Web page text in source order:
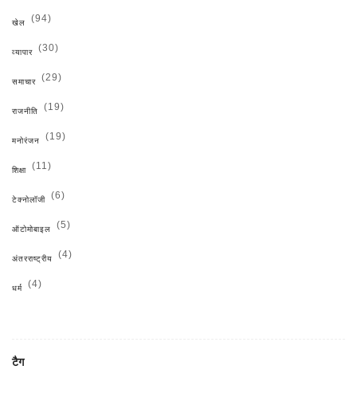
खेल (94)
व्यापार (30)
समाचार (29)
राजनीति (19)
मनोरंजन (19)
शिक्षा (11)
टेक्नोलॉजी (6)
ऑटोमोबाइल (5)
अंतरराष्ट्रीय (4)
धर्म (4)
टैग